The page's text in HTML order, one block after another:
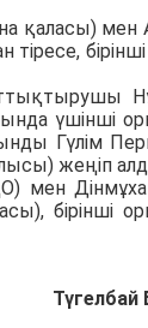
қаласы) мен
үшінші
Гүлім
жеңіп
мен
бірінші
Түгелбай